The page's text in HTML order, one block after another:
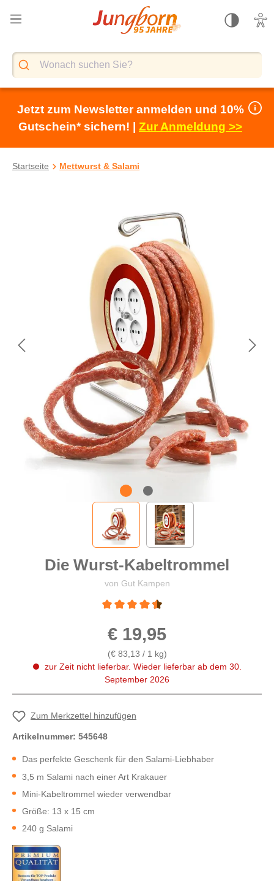
springen
Jetzt zum Newsletter anmelden und 10%
Gutschein* sichern! | Zur Anmeldung >>
Startseite Mettwurst & Salami
Die Wurst-Kabeltrommel
von Gut Kampen
€ 19,95
(€ 83,13 / 1 kg)
zur Zeit nicht lieferbar. Wieder lieferbar ab dem 30.
September 2026
Zum Merkzettel hinzufügen
Artikelnummer: 545648
Das perfekte Geschenk für den Salami-Liebhaber
3,5 m Salami nach einer Art Krakauer
Mini-Kabeltrommel wieder verwendbar
Größe: 13 x 15 cm
240 g Salami